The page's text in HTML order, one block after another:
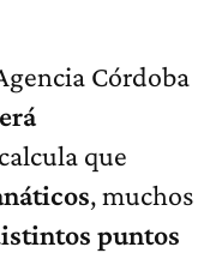
Córdoba
que
, muchos
puntos